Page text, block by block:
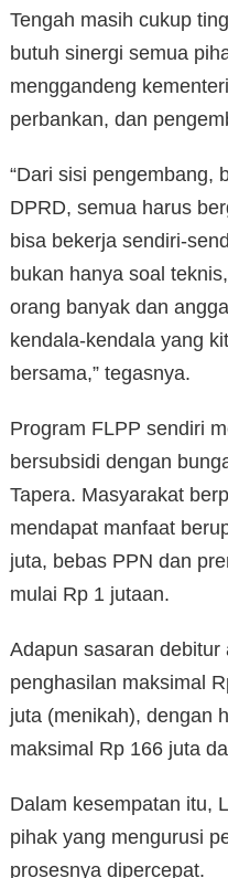
Tengah masih cukup
butuh sinergi semua
menggandeng
perbankan, dan
“Dari sisi pengembang,
DPRD, semua harus
bisa bekerja sendiri-
bukan hanya soal
orang banyak dan
kendala-kendala yang
bersama,” tegasnya.
Program FLPP sendiri
bersubsidi dengan
Tapera. Masyarakat
mendapat manfaat
juta, bebas PPN dan
mulai Rp 1 jutaan.
Adapun sasaran debitur
penghasilan maksimal
juta (menikah), dengan
maksimal Rp 166 juta
Dalam kesempatan itu,
pihak yang mengurusi
prosesnya dipercepat.